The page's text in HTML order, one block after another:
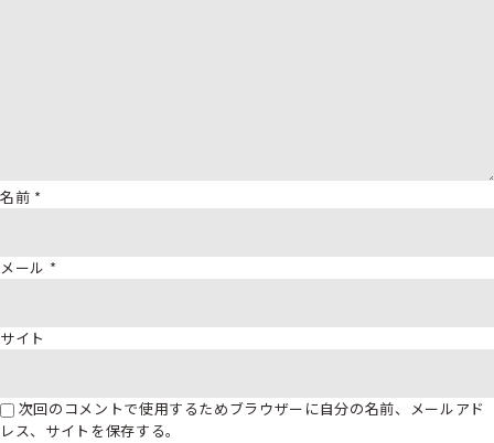
名前 *
メール *
サイト
次回のコメントで使用するためブラウザーに自分の名前、メールアド
レス、サイトを保存する。